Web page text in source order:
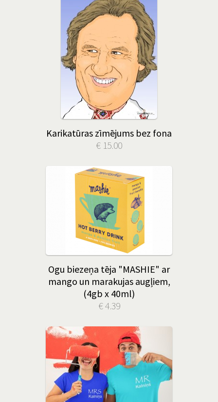
Karikatūras zīmējums bez fona
€ 15.00
Ogu biezeņa tēja "MASHIE" ar
mango un marakujas augļiem,
(4gb x 40ml)
€ 4.39